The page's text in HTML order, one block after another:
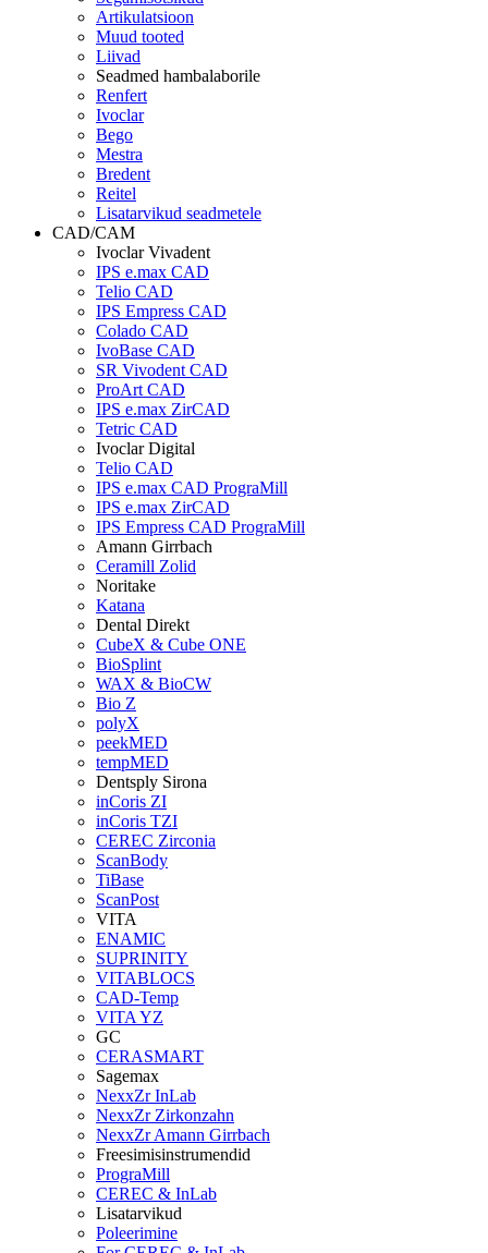
Artikulatsioon
Muud tooted
Liivad
Seadmed hambalaborile
Renfert
Ivoclar
Bego
Mestra
Bredent
Reitel
Lisatarvikud seadmetele
CAD/CAM
Ivoclar Vivadent
IPS e.max CAD
Telio CAD
IPS Empress CAD
Colado CAD
IvoBase CAD
SR Vivodent CAD
ProArt CAD
IPS e.max ZirCAD
Tetric CAD
Ivoclar Digital
Telio CAD
IPS e.max CAD PrograMill
IPS e.max ZirCAD
IPS Empress CAD PrograMill
Amann Girrbach
Ceramill Zolid
Noritake
Katana
Dental Direkt
CubeX & Cube ONE
BioSplint
WAX & BioCW
Bio Z
polyX
peekMED
tempMED
Dentsply Sirona
inCoris ZI
inCoris TZI
CEREC Zirconia
ScanBody
TiBase
ScanPost
VITA
ENAMIC
SUPRINITY
VITABLOCS
CAD-Temp
VITA YZ
GC
CERASMART
Sagemax
NexxZr InLab
NexxZr Zirkonzahn
NexxZr Amann Girrbach
Freesimisinstrumendid
PrograMill
CEREC & InLab
Lisatarvikud
Poleerimine